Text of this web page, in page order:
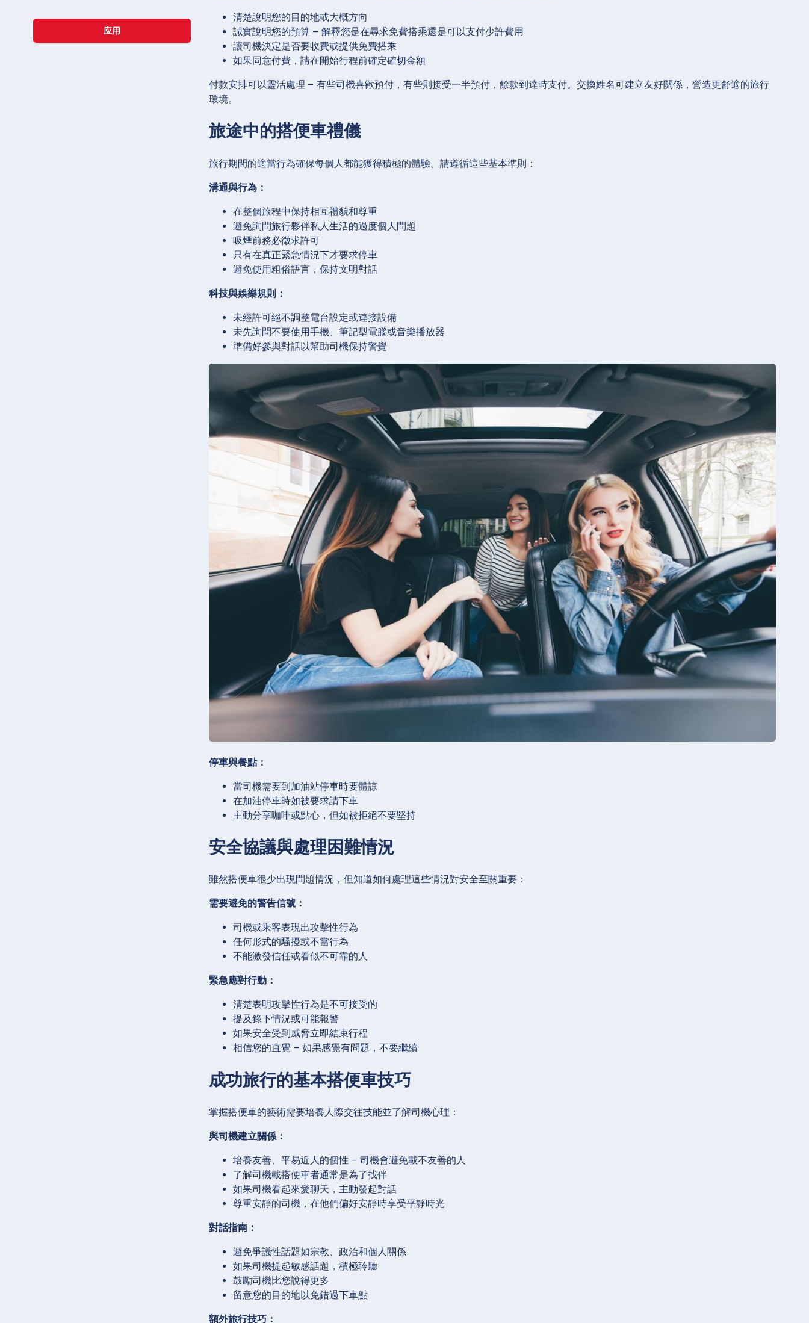
应用
清楚說明您的目的地或大概方向
誠實說明您的預算 – 解釋您是在尋求免費搭乘還是可以支付少許費用
讓司機決定是否要收費或提供免費搭乘
如果同意付費，請在開始行程前確定確切金額
付款安排可以靈活處理 – 有些司機喜歡預付，有些則接受一半預付，餘款到達時支付。交換姓名可建立友好關係，營造更舒適的旅行
環境。
旅途中的搭便車禮儀
旅行期間的適當行為確保每個人都能獲得積極的體驗。請遵循這些基本準則：
溝通與行為：
在整個旅程中保持相互禮貌和尊重
避免詢問旅行夥伴私人生活的過度個人問題
吸煙前務必徵求許可
只有在真正緊急情況下才要求停車
避免使用粗俗語言，保持文明對話
科技與娛樂規則：
未經許可絕不調整電台設定或連接設備
未先詢問不要使用手機、筆記型電腦或音樂播放器
準備好參與對話以幫助司機保持警覺
停車與餐點：
當司機需要到加油站停車時要體諒
在加油停車時如被要求請下車
主動分享咖啡或點心，但如被拒絕不要堅持
安全協議與處理困難情況
雖然搭便車很少出現問題情況，但知道如何處理這些情況對安全至關重要：
需要避免的警告信號：
司機或乘客表現出攻擊性行為
任何形式的騷擾或不當行為
不能激發信任或看似不可靠的人
緊急應對行動：
清楚表明攻擊性行為是不可接受的
提及錄下情況或可能報警
如果安全受到威脅立即結束行程
相信您的直覺 – 如果感覺有問題，不要繼續
成功旅行的基本搭便車技巧
掌握搭便車的藝術需要培養人際交往技能並了解司機心理：
與司機建立關係：
培養友善、平易近人的個性 – 司機會避免載不友善的人
了解司機載搭便車者通常是為了找伴
如果司機看起來愛聊天，主動發起對話
尊重安靜的司機，在他們偏好安靜時享受平靜時光
對話指南：
避免爭議性話題如宗教、政治和個人關係
如果司機提起敏感話題，積極聆聽
鼓勵司機比您說得更多
留意您的目的地以免錯過下車點
額外旅行技巧：